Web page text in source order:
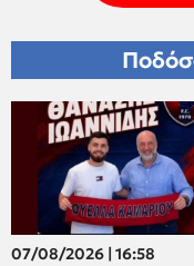
07/08/2026 | 16:58